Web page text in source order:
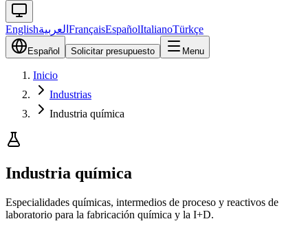
Englishالعربية FrançaisEspañolItalianoTürkçe
Español Solicitar presupuesto Menu
Inicio
Industrias
Industria química
Industria química
Especialidades químicas, intermedios de proceso y reactivos de
laboratorio para la fabricación química y la I+D.